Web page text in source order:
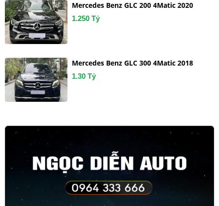
Mercedes Benz GLC 200 4Matic 2020
1.250 Tỷ
Mercedes Benz GLC 300 4Matic 2018
1.30 Tỷ